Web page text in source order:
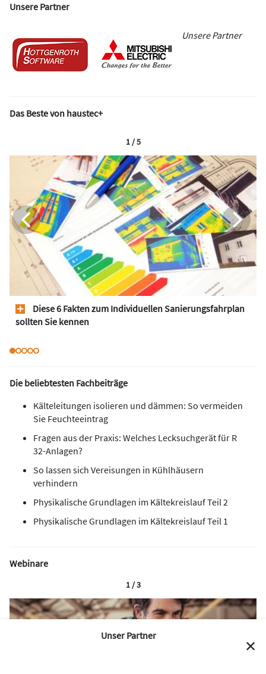
Unsere Partner
Unsere Partner
Das Beste von haustec+
Diese 6 Fakten zum Individuellen Sanierungsfahrplan
sollten Sie kennen
1 / 5
Die beliebtesten Fachbeiträge
Kälteleitungen isolieren und dämmen: So vermeiden
Sie Feuchteeintrag
Fragen aus der Praxis: Welches Lecksuchgerät für R
32-Anlagen?
So lassen sich Vereisungen in Kühlhäusern
verhindern
Physikalische Grundlagen im Kältekreislauf Teil 2
Physikalische Grundlagen im Kältekreislauf Teil 1
Webinare
1 / 3
Unser Partner
✕